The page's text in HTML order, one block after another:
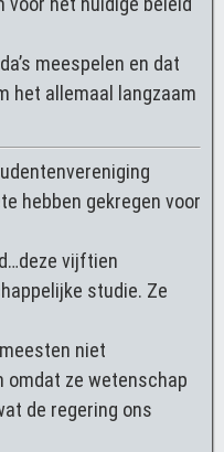
meespelen en dat
het allemaal langzaam
hebben gekregen voor
vijftien
studie. Ze
niet
omdat ze wetenschap
de regering ons